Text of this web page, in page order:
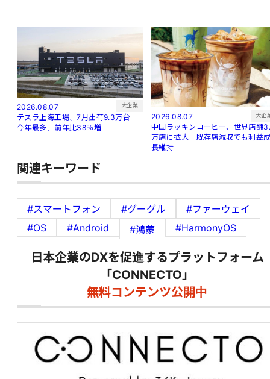
2026.08.07 大企業
テスラ上海工場、7月出荷9.3万台
今年最多、前年比38％増
2026.08.07 大企
中国ラッキンコーヒー、世界店舗
万店に拡大 既存店減収でも利益
長維持
関連キーワード
#スマートフォン #グーグル
#ファーウェイ
#OS
#Android #鴻蒙 #HarmonyOS
日本企業のDXを促進するプラットフォーム
「CONNECTO」
無料コンテンツ公開中